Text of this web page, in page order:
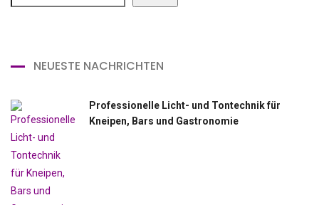
NEUESTE NACHRICHTEN
Professionelle Licht- und Tontechnik für
Kneipen, Bars und Gastronomie